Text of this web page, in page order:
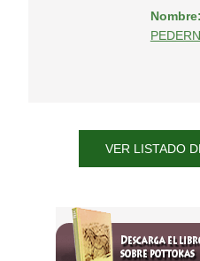
Nombre:
VER LISTADO